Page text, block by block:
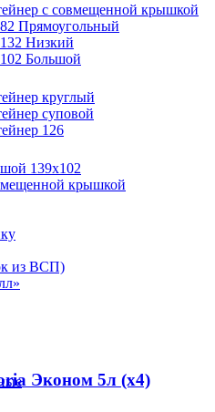
с совмещенной крышкой
Прямоугольный
Низкий
Большой
круглый
суповой
126
139х102
крышкой
из ВСП)
Эконом 5л (х4)